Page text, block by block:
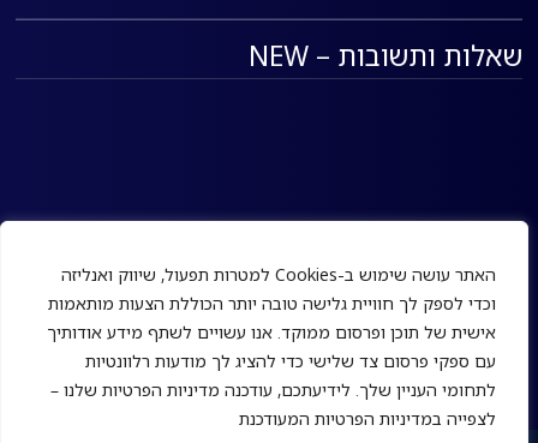
האתר עושה שימוש ב-Cookies למטרות תפעול, שיווק ואנליזה
וכדי לספק לך חוויית גלישה טובה יותר הכוללת הצעות מותאמות
אישית של תוכן ופרסום ממוקד. אנו עשויים לשתף מידע אודותיך
עם ספקי פרסום צד שלישי כדי להציג לך מודעות רלוונטיות
לתחומי העניין שלך. לידיעתכם, עודכנה מדיניות הפרטיות שלנו –
לצפייה במדיניות הפרטיות המעודכנת
שאלות ותשובות – NEW